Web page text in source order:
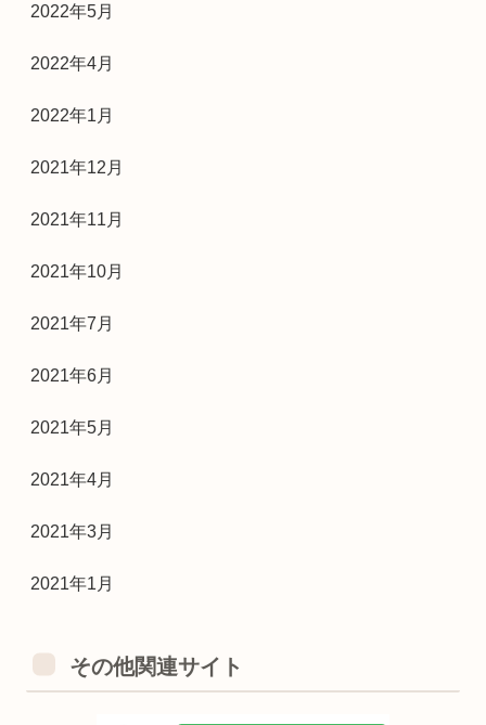
2022年5月
2022年4月
2022年1月
2021年12月
2021年11月
2021年10月
2021年7月
2021年6月
2021年5月
2021年4月
2021年3月
2021年1月
その他関連サイト